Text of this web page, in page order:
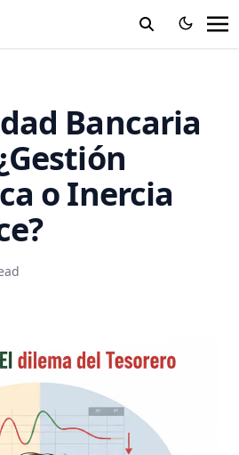
Bancaria
o Inercia